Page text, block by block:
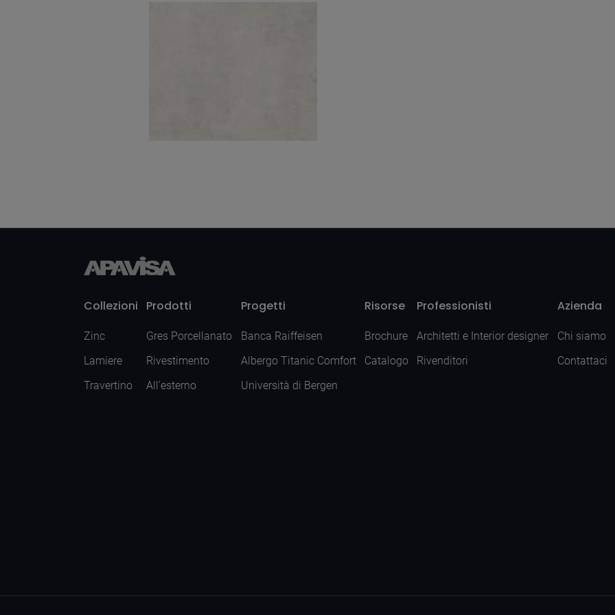
Collezioni
Zinc
Lamiere
Travertino
Prodotti
Gres Porcellanato
Rivestimento
All'esterno
Progetti
Banca Raiffeisen
Albergo Titanic Comfort
Università di Bergen
Risorse
Brochure
Catalogo
Professionisti
Architetti e Interior designer
Rivenditori
Azienda
Chi siamo
Contattaci